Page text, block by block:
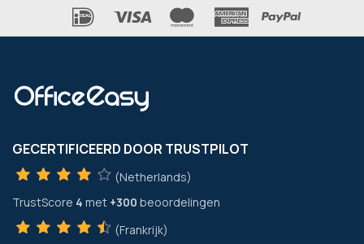
GECERTIFICEERD DOOR TRUSTPILOT
(Netherlands)
TrustScore 4 met +300 beoordelingen
(Frankrijk)